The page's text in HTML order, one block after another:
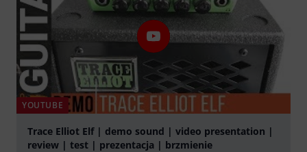
YOUTUBE
Trace Elliot Elf | demo sound | video presentation |
review | test | prezentacja | brzmienie